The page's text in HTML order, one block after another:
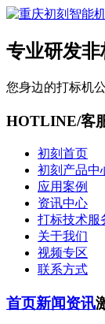
专业研发
您身边的打标机
HOTLINE/客
初刻首页
初刻产品中
应用案例
资讯中心
打标技术服
关于我们
视频专区
联系方式
首页新闻资讯